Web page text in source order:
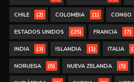
CHILE (2) COLOMBIA (1) CONGO
ESTADOS UNIDOS (25) FRANCIA (7)
INDIA (3) ISLANDIA (1) ITALIA
NORUEGA (5) NUEVA ZELANDA (5)